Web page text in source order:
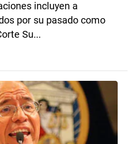
incluyen a
por su pasado como
Su...